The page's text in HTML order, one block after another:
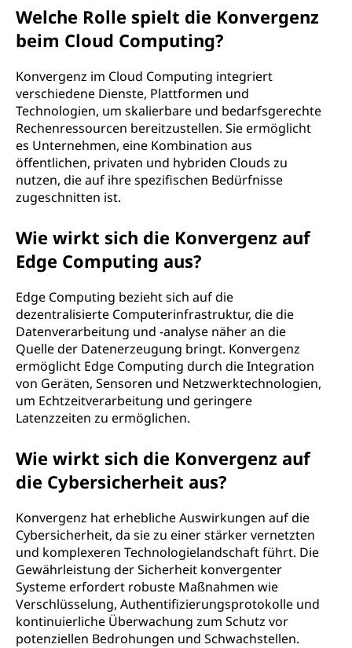
Welche Rolle spielt die Konvergenz
beim Cloud Computing?
Konvergenz im Cloud Computing integriert
verschiedene Dienste, Plattformen und
Technologien, um skalierbare und bedarfsgerechte
Rechenressourcen bereitzustellen. Sie ermöglicht
es Unternehmen, eine Kombination aus
öffentlichen, privaten und hybriden Clouds zu
nutzen, die auf ihre spezifischen Bedürfnisse
zugeschnitten ist.
Wie wirkt sich die Konvergenz auf
Edge Computing aus?
Edge Computing bezieht sich auf die
dezentralisierte Computerinfrastruktur, die die
Datenverarbeitung und -analyse näher an die
Quelle der Datenerzeugung bringt. Konvergenz
ermöglicht Edge Computing durch die Integration
von Geräten, Sensoren und Netzwerktechnologien,
um Echtzeitverarbeitung und geringere
Latenzzeiten zu ermöglichen.
Wie wirkt sich die Konvergenz auf
die Cybersicherheit aus?
Konvergenz hat erhebliche Auswirkungen auf die
Cybersicherheit, da sie zu einer stärker vernetzten
und komplexeren Technologielandschaft führt. Die
Gewährleistung der Sicherheit konvergenter
Systeme erfordert robuste Maßnahmen wie
Verschlüsselung, Authentifizierungsprotokolle und
kontinuierliche Überwachung zum Schutz vor
potenziellen Bedrohungen und Schwachstellen.